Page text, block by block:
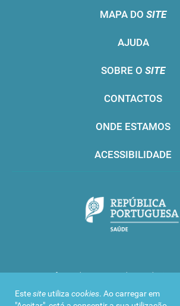
Estesite utiliza cookies. Ao carregar em
MAPA DO SITE
AJUDA
SOBRE O SITE
CONTACTOS
ONDE ESTAMOS
ACESSIBILIDADE
Infarmed © 2016. Todos os direitos